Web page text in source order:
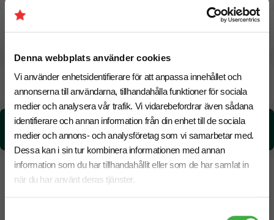
Denna webbplats använder cookies
Vi använder enhetsidentifierare för att anpassa innehållet och
annonserna till användarna, tillhandahålla funktioner för sociala
medier och analysera vår trafik. Vi vidarebefordrar även sådana
identifierare och annan information från din enhet till de sociala
medier och annons- och analysföretag som vi samarbetar med.
Dessa kan i sin tur kombinera informationen med annan
information som du har tillhandahållit eller som de har samlat in
när du har använt deras tjänster.
CO₂e -avtryck
Beräknad leveranstid: 6 arbetsdagar
Snabbare leverans? Kontakta oss.
CO₂e -avtryck:
0,0777581518906155 kg CO₂e / per styck